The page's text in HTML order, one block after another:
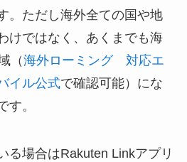
。ただし海外全ての国や地
けではなく、あくまでも海
（海外ローミング 対応エ
イル公式で確認可能）にな
す。
る場合はRakuten Linkアプリ